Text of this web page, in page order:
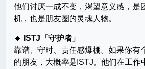
他们讨厌一成不变，渴望意义感，是
机，也是朋友圈的灵魂人物。
🔹
ISTJ「守护者」
靠谱、守时、责任感爆棚。如果你有
的朋友，大概率是ISTJ。他们在工作